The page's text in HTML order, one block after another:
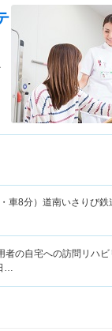
車8分）道南いさりび
の自宅への訪問リハ
…